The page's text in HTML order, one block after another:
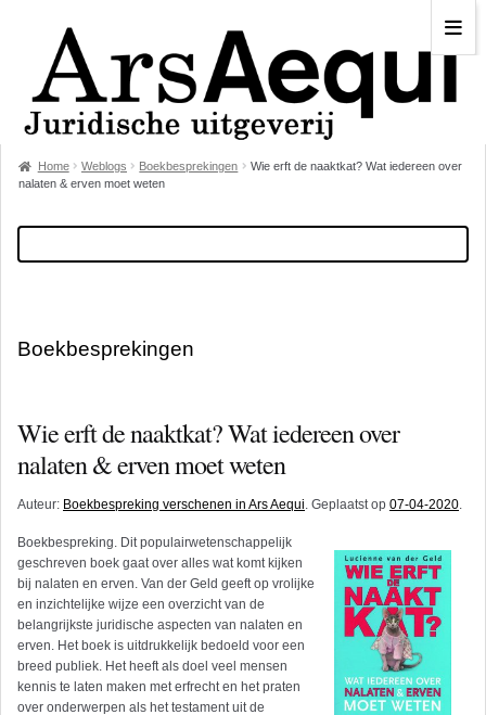
Home Weblogs Boekbesprekingen
Wie erft de naaktkat? Wat iedereen over
nalaten & erven moet weten
Boekbesprekingen
Wie erft de naaktkat? Wat iedereen over
nalaten & erven moet weten
Auteur: Boekbespreking verschenen in Ars Aequi. Geplaatst op 07-04-2020.
Boekbespreking. Dit populairwetenschappelijk
geschreven boek gaat over alles wat komt kijken
bij nalaten en erven. Van der Geld geeft op vrolijke
en inzichtelijke wijze een overzicht van de
belangrijkste juridische aspecten van nalaten en
erven. Het boek is uitdrukkelijk bedoeld voor een
breed publiek. Het heeft als doel veel mensen
kennis te laten maken met erfrecht en het praten
over onderwerpen als het testament uit de